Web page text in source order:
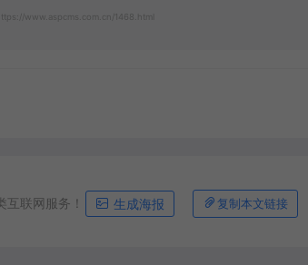
www.aspcms.com.cn/1468.html
联网服务！ 生成海报 复制本文链接